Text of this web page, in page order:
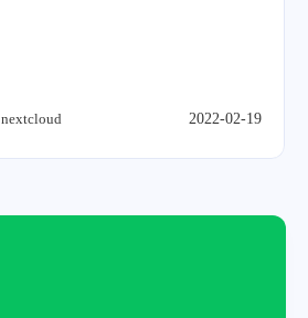
nextcloud 2022-02-19